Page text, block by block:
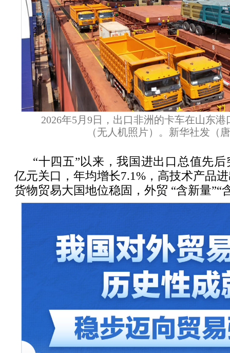
2026年5月9日，出口非洲的卡车在山东
（无人机照片）。新华社发（
“十四五”以来，我国进出口总值先
亿元关口，年均增长7.1%，高技术产品
货物贸易大国地位稳固，外贸 “含新量”“